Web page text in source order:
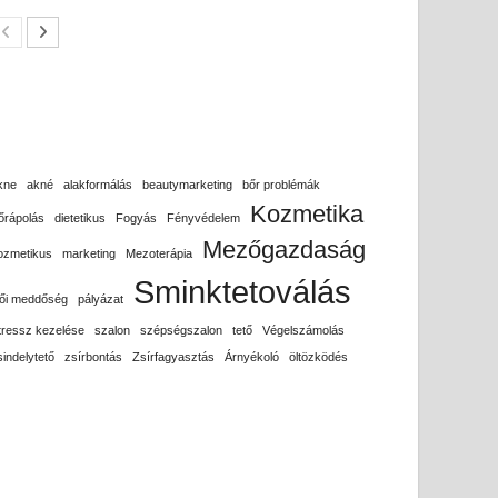
akné alakformálás beautymarketing bőr problémák
dietetikus Fogyás Fényvédelem Kozmetika
marketing Mezoterápia Mezőgazdaság
meddőség pályázat Sminktetoválás
kezelése szalon szépségszalon tető
Végelszámolás
zsírbontás Zsírfagyasztás Árnyékoló öltözködés